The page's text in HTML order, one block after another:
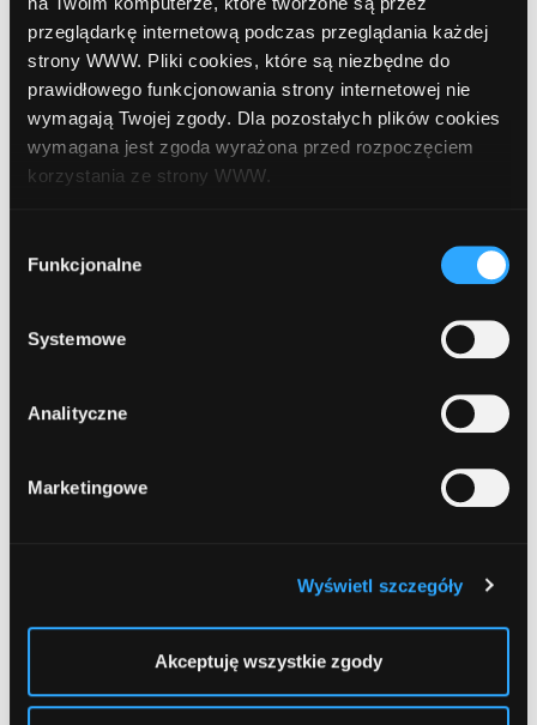
przeglądarkę internetową podczas przeglądania każdej
strony WWW. Pliki cookies, które są niezbędne do
prawidłowego funkcjonowania strony internetowej nie
wymagają Twojej zgody. Dla pozostałych plików cookies
wymagana jest zgoda wyrażona przed rozpoczęciem
korzystania ze strony WWW.
formy korzystania z plików cookies. Więcej:
Polityka
zgody
Funkcjonalne
Systemowe
Analityczne
Marketingowe
Wyświetl szczegóły
Akceptuję wszystkie zgody
9
Bank Polska Kasa Opieki (PEKAO SA), Łuków,
Wyszyńskiego 21
10
Bank Polskiej Spółdzielczości, Łuków,
Międzyrzecka 62
SKOK, Łuków, Spółdzielcza 5